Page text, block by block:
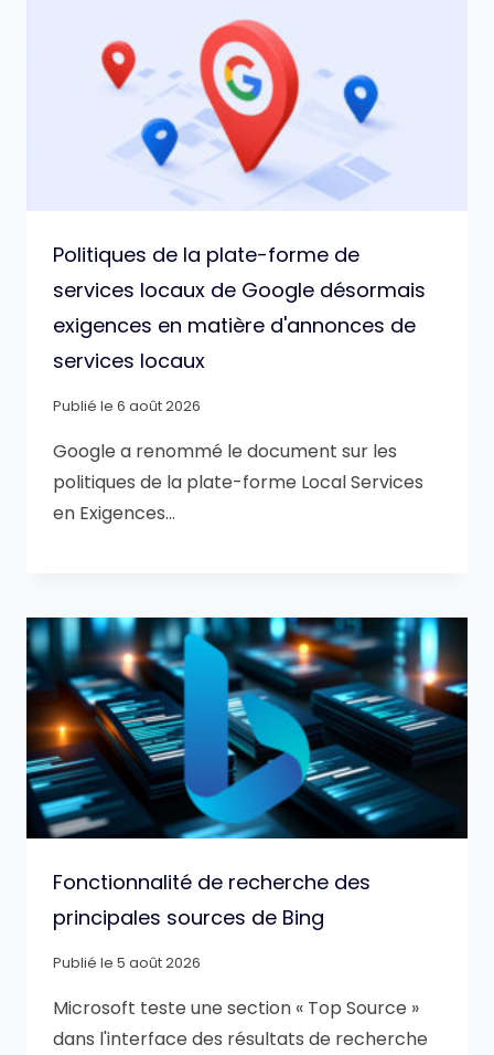
Politiques de la plate-forme de
services locaux de Google désormais
exigences en matière d'annonces de
services locaux
Publié le 6 août 2026
Google a renommé le document sur les
politiques de la plate-forme Local Services
en Exigences…
Fonctionnalité de recherche des
principales sources de Bing
Publié le 5 août 2026
Microsoft teste une section « Top Source »
dans l'interface des résultats de recherche